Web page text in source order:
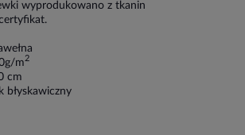
wyprodukowano z tkanin
m2
cm
błyskawiczny